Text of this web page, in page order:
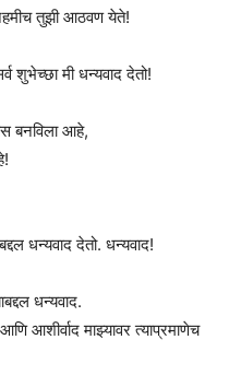
तुझी आठवण येते!
शुभेच्छा मी धन्यवाद देतो!
बनविला आहे,
धन्यवाद देतो. धन्यवाद!
धन्यवाद.
माझ्यावर त्याप्रमाणेच